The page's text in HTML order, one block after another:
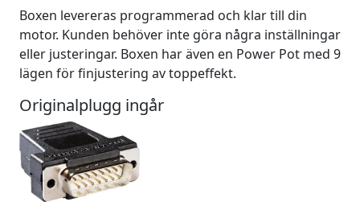
Boxen levereras programmerad och klar till din
motor. Kunden behöver inte göra några inställningar
eller justeringar. Boxen har även en Power Pot med 9
lägen för finjustering av toppeffekt.
Originalplugg ingår